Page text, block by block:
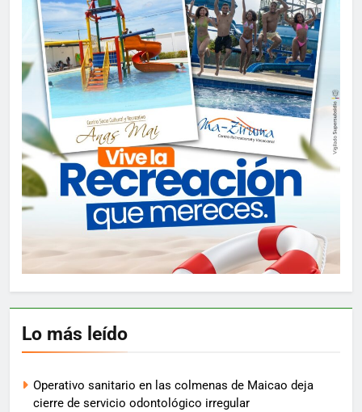
Lo más leído
Operativo sanitario en las colmenas de Maicao deja
cierre de servicio odontológico irregular